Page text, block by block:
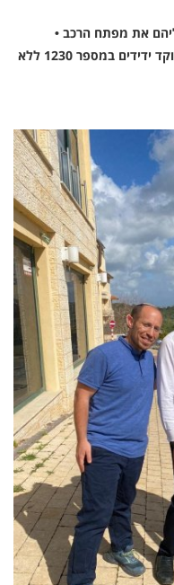
את מפתח הרכב •
במקרה נעילה יש ליצור קשר מיידי עם מוקד ידידים במספר 1230 ללא